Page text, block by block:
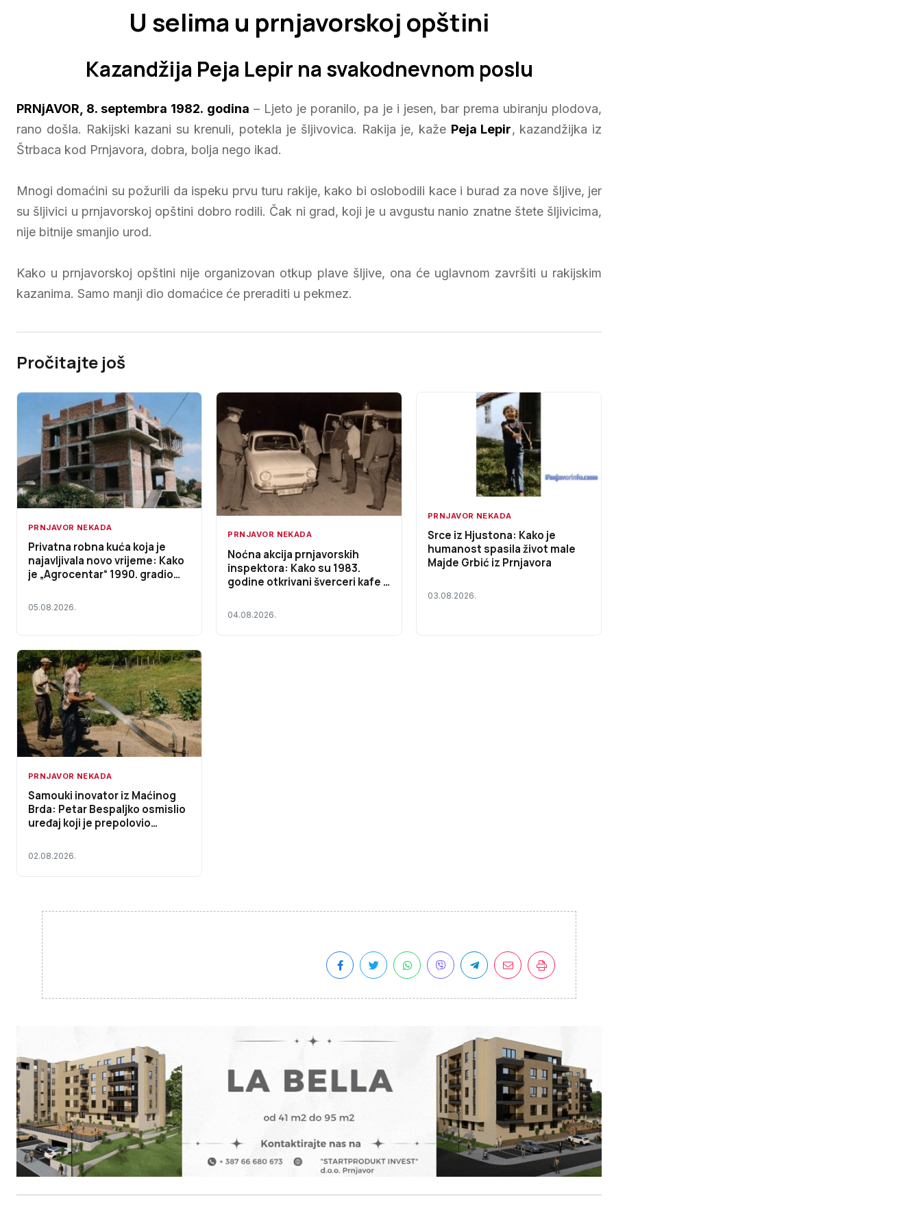
U selima u prnjavorskoj opštini
Kazandžija Peja Lepir na svakodnevnom poslu
PRNjAVOR, 8. septembra 1982. godina – Ljeto je poranilo, pa je i jesen, bar prema ubiranju plodova,
rano došla. Rakijski kazani su krenuli, potekla je šljivovica. Rakija je, kaže Peja Lepir, kazandžijka iz
Štrbaca kod Prnjavora, dobra, bolja nego ikad.
Mnogi domaćini su požurili da ispeku prvu turu rakije, kako bi oslobodili kace i burad za nove šljive, jer
su šljivici u prnjavorskoj opštini dobro rodili. Čak ni grad, koji je u avgustu nanio znatne štete šljivicima,
nije bitnije smanjio urod.
Kako u prnjavorskoj opštini nije organizovan otkup plave šljive, ona će uglavnom završiti u rakijskim
kazanima. Samo manji dio domaćice će preraditi u pekmez.
Pročitajte još
PRNJAVOR NEKADA
Privatna robna kuća koja je
najavljivala novo vrijeme: Kako
je „Agrocentar“ 1990. gradio
objekata u Prnjavoru
05.08.2026.
PRNJAVOR NEKADA
Noćna akcija prnjavorskih
inspektora: Kako su 1983.
godine otkrivani šverceri kafe i
04.08.2026.
PRNJAVOR NEKADA
Srce iz Hjustona: Kako je
humanost spasila život male
Majde Grbić iz Prnjavora
03.08.2026.
PRNJAVOR NEKADA
Samouki inovator iz Maćinog
Brda: Petar Bespaljko osmislio
uređaj koji je prepolovio
02.08.2026.